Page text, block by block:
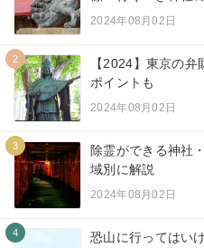
2024年08月02日
2
【2024】東京の
ポイントも
2024年08月02日
3
除霊ができる神社
域別に解説
2024年08月02日
4
恐山に行ってはい